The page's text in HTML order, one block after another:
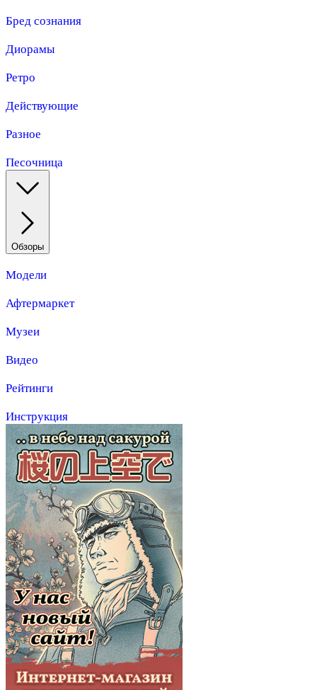
Бред сознания
Диорамы
Ретро
Действующие
Разное
Песочница
Обзоры
Модели
Афтермаркет
Музеи
Видео
Рейтинги
Инструкция